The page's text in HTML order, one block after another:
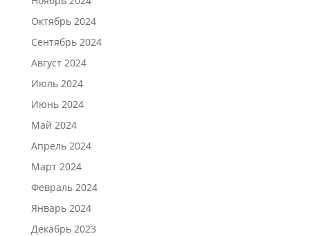
Октябрь 2024
Сентябрь 2024
Август 2024
Июль 2024
Июнь 2024
Май 2024
Апрель 2024
Март 2024
Февраль 2024
Январь 2024
Декабрь 2023